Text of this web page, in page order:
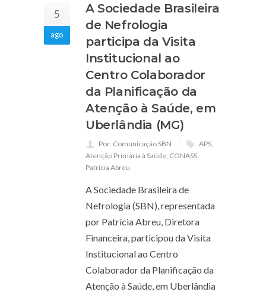
5
ago
A Sociedade Brasileira
de Nefrologia
participa da Visita
Institucional ao
Centro Colaborador
da Planificação da
Atenção à Saúde, em
Uberlândia (MG)
Por: Comunicação SBN APS
Atenção Primária à Saúde CONASS
Patrícia Abreu
A Sociedade Brasileira de
Nefrologia (SBN), representada
por Patrícia Abreu, Diretora
Financeira, participou da Visita
Institucional ao Centro
Colaborador da Planificação da
Atenção à Saúde, em Uberlândia